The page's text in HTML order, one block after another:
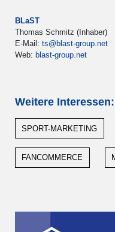
BLaST
Thomas Schmitz (Inhaber)
E-Mail: ts@blast-group.net
Web: blast-group.net
Weitere Interessen:
SPORT-MARKETING
FANCOMMERCE